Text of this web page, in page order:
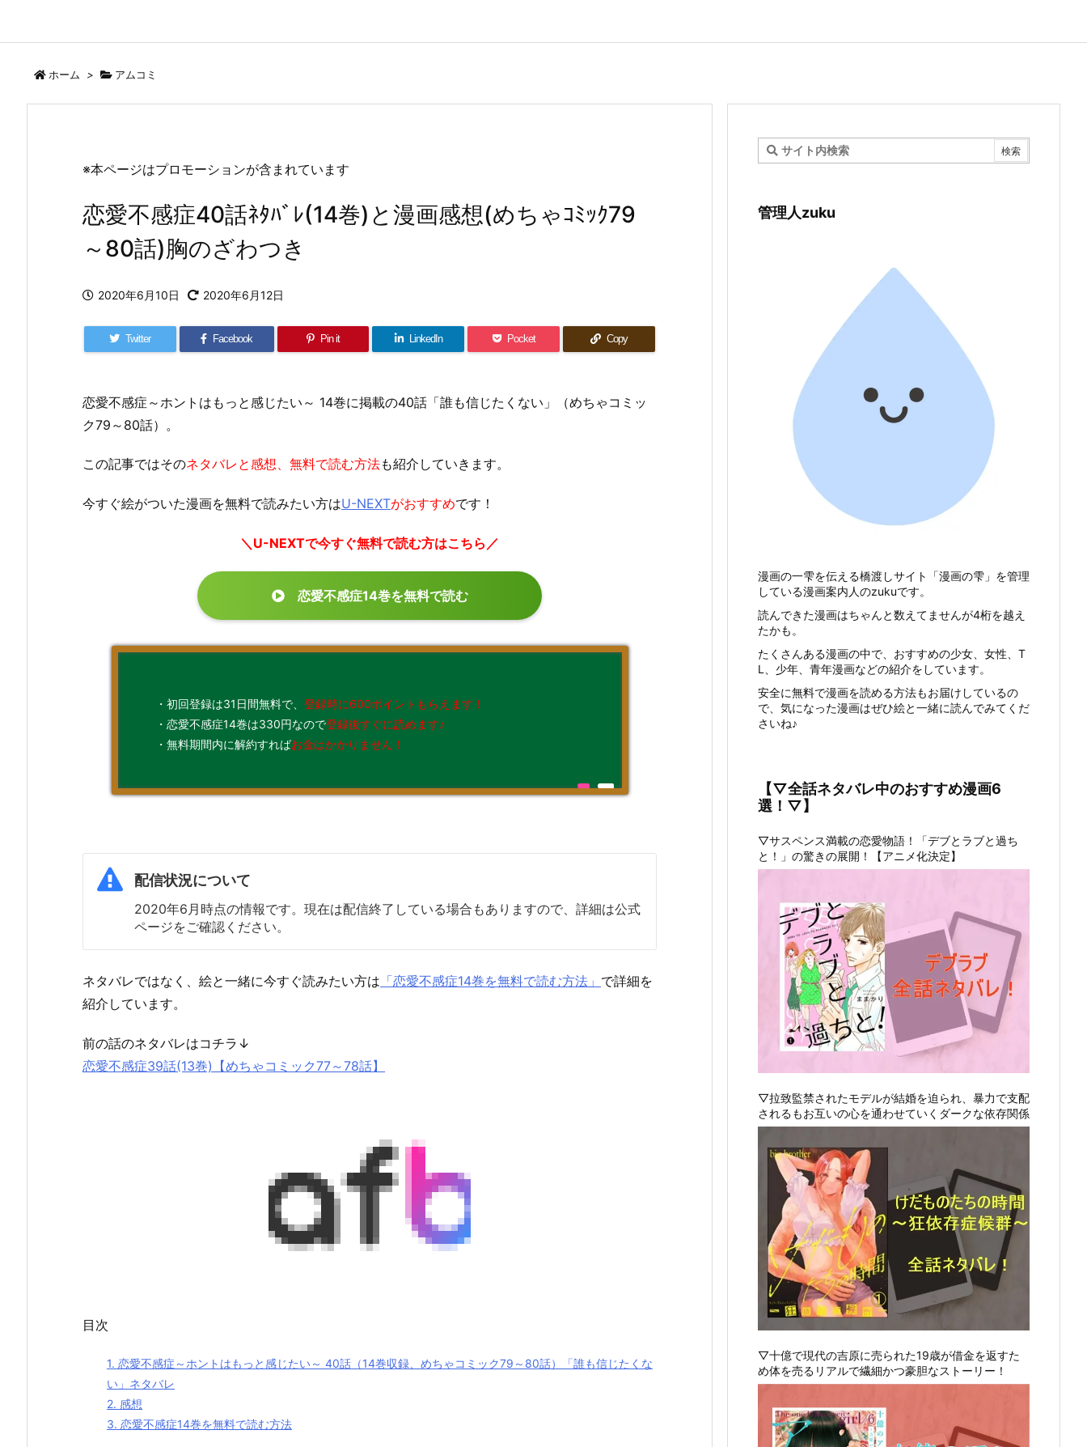
ホーム > アムコミ
※本ページはプロモーションが含まれています
恋愛不感症40話ﾈﾀﾊﾞﾚ(14巻)と漫画感想(めちゃｺﾐｯｸ79
～80話)胸のざわつき
2020年6月10日 2020年6月12日
Twitter Facebook Pin it LinkedIn Pocket Copy
恋愛不感症～ホントはもっと感じたい～ 14巻に掲載の40話「誰も信じたくない」（めちゃコミッ
ク79～80話）。
この記事ではそのネタバレと感想、無料で読む方法も紹介していきます。
今すぐ絵がついた漫画を無料で読みたい方はU-NEXTがおすすめです！
＼U-NEXTで今すぐ無料で読む方はこちら／
恋愛不感症14巻を無料で読む
・初回登録は31日間無料で、 登録時に600ポイントもらえます！
・恋愛不感症14巻は330円なので登録後すぐに読めます♪
・無料期間内に解約すればお金はかかりません！
配信状況について
2020年6月時点の情報です。現在は配信終了している場合もありますので、詳細は公式
ページをご確認ください。
ネタバレではなく、絵と一緒に今すぐ読みたい方は 「恋愛不感症14巻を無料で読む方法」 で詳細を
紹介しています。
前の話のネタバレはコチラ↓
恋愛不感症39話(13巻)【めちゃコミック77～78話】
目次
1. 恋愛不感症～ホントはもっと感じたい～ 40話（14巻収録、めちゃコミック79～80話）「誰も信じたくな
い」ネタバレ
2. 感想
3. 恋愛不感症14巻を無料で読む方法
管理人zuku
漫画の一雫を伝える橋渡しサイト「漫画の雫」を管理
している漫画案内人のzukuです。
読んできた漫画はちゃんと数えてませんが4桁を越え
たかも。
たくさんある漫画の中で、おすすめの少女、女性、T
L、少年、青年漫画などの紹介をしています。
安全に無料で漫画を読める方法もお届けしているの
で、気になった漫画はぜひ絵と一緒に読んでみてくだ
さいね♪
【▽全話ネタバレ中のおすすめ漫画6
選！▽】
▽サスペンス満載の恋愛物語！「デブとラブと過ち
と！」の驚きの展開！【アニメ化決定】
▽拉致監禁されたモデルが結婚を迫られ、暴力で支配
されるもお互いの心を通わせていくダークな依存関係
▽十億で現代の吉原に売られた19歳が借金を返すた
め体を売るリアルで繊細かつ豪胆なストーリー！